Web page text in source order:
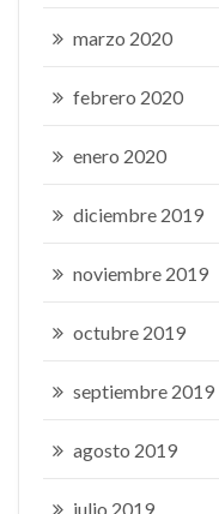
marzo 2020
febrero 2020
enero 2020
diciembre 2019
noviembre 2019
octubre 2019
septiembre 2019
agosto 2019
julio 2019